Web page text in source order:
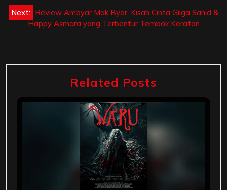
Next: Review Ambyar Mak Byar, Kisah Cinta Gilga Sahid &
Happy Asmara yang Terbentur Tembok Keraton
Related Posts